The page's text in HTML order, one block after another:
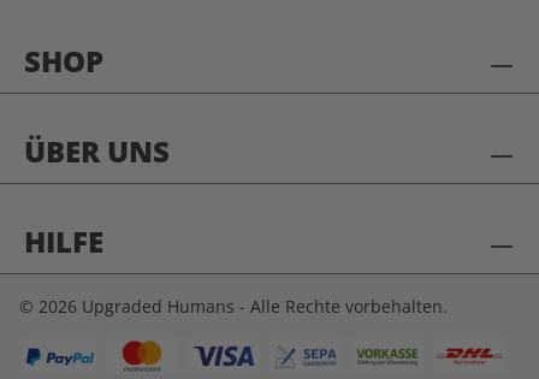
SHOP
ÜBER UNS
HILFE
© 2026 Upgraded Humans - Alle Rechte vorbehalten.